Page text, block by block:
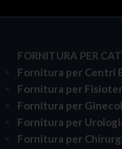
FORNITURA PER
Fornitura per Centri
Fornitura per
Fornitura per
Fornitura per
Fornitura per